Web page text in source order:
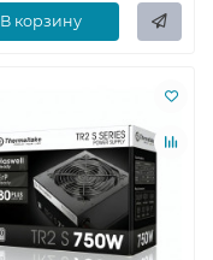
В корзину